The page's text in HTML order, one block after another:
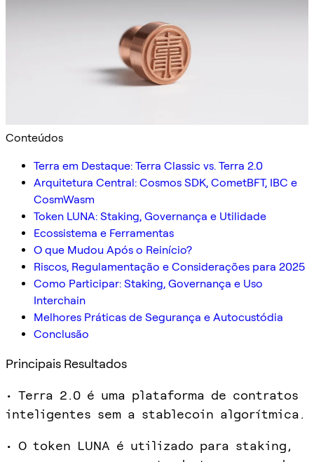
Conteúdos
Terra em Destaque: Terra Classic vs. Terra 2.0
Arquitetura Central: Cosmos SDK, CometBFT, IBC e
CosmWasm
Token LUNA: Staking, Governança e Utilidade
Ecossistema e Ferramentas
O que Mudou Após o Reinício?
Riscos, Regulamentação e Considerações para 2025
Como Participar: Staking, Governança e Uso
Interchain
Melhores Práticas de Segurança e Autocustódia
Conclusão
Principais Resultados
• Terra 2.0 é uma plataforma de contratos
inteligentes sem a stablecoin algorítmica.
• O token LUNA é utilizado para staking,